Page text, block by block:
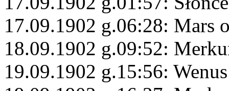
17.09.1902 g.06:28: Mars
18.09.1902 g.09:52:
19.09.1902 g.15:56: